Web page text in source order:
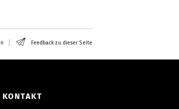
Feedback zu dieser Seite
KONTAKT